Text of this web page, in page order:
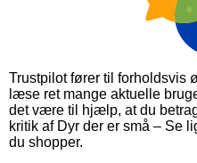
Trustpilot fører til forholdsvis
læse ret mange aktuelle
det være til hjælp, at du
kritik af Dyr der er små – Se
du shopper.